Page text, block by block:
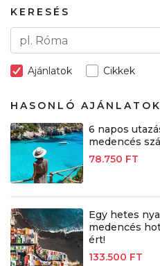
KERESÉS
Ajánlatok Cikkek
HASONLÓ AJÁNLATOK
6 napos
medencés
78.750 FT
Egy hetes
medencés
ért!
133.500 FT